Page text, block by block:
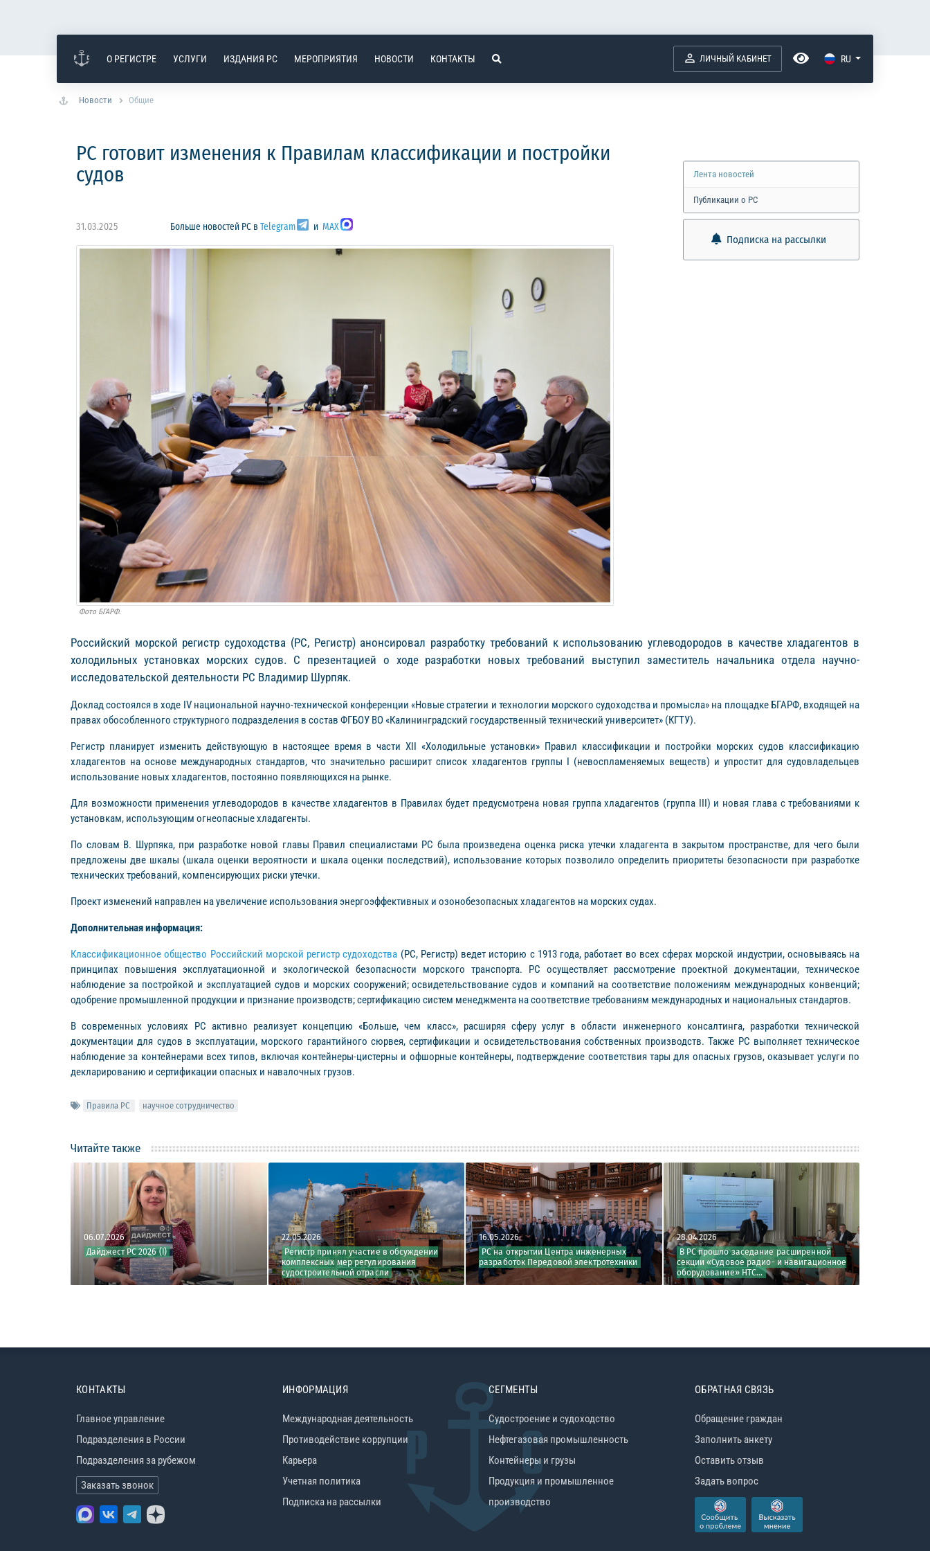
О РЕГИСТРЕ УСЛУГИ ИЗДАНИЯ РС МЕРОПРИЯТИЯ НОВОСТИ КОНТАКТЫ ЛИЧНЫЙ КАБИНЕТ RU
Новости Общие
РС готовит изменения к Правилам классификации и постройки
судов
31.03.2025 Больше новостей РС вTelegram иMAX
Фото БГАРФ.
Лента новостей
Публикации о РС
Подписка на рассылки
Российский морской регистр судоходства (РС, Регистр) анонсировал разработку требований к использованию углеводородов в качестве хладагентов в
холодильных установках морских судов. С презентацией о ходе разработки новых требований выступил заместитель начальника отдела научно-
исследовательской деятельности РС Владимир Шурпяк.
Доклад состоялся в ходе IV национальной научно-технической конференции «Новые стратегии и технологии морского судоходства и промысла» на площадке БГАРФ, входящей на
правах обособленного структурного подразделения в состав ФГБОУ ВО «Калининградский государственный технический университет» (КГТУ).
Регистр планирует изменить действующую в настоящее время в части XII «Холодильные установки» Правил классификации и постройки морских судов классификацию
хладагентов на основе международных стандартов, что значительно расширит список хладагентов группы I (невоспламеняемых веществ) и упростит для судовладельцев
использование новых хладагентов, постоянно появляющихся на рынке.
Для возможности применения углеводородов в качестве хладагентов в Правилах будет предусмотрена новая группа хладагентов (группа III) и новая глава с требованиями к
установкам, использующим огнеопасные хладагенты.
По словам В. Шурпяка, при разработке новой главы Правил специалистами РС была произведена оценка риска утечки хладагента в закрытом пространстве, для чего были
предложены две шкалы (шкала оценки вероятности и шкала оценки последствий), использование которых позволило определить приоритеты безопасности при разработке
технических требований, компенсирующих риски утечки.
Проект изменений направлен на увеличение использования энергоэффективных и озонобезопасных хладагентов на морских судах.
Дополнительная информация:
Классификационное общество Российский морской регистр судоходства (РС, Регистр) ведет историю с 1913 года, работает во всех сферах морской индустрии, основываясь на
принципах повышения эксплуатационной и экологической безопасности морского транспорта. РС осуществляет рассмотрение проектной документации, техническое
наблюдение за постройкой и эксплуатацией судов и морских сооружений; освидетельствование судов и компаний на соответствие положениям международных конвенций;
одобрение промышленной продукции и признание производств; сертификацию систем менеджмента на соответствие требованиям международных и национальных стандартов.
В современных условиях РС активно реализует концепцию «Больше, чем класс», расширяя сферу услуг в области инженерного консалтинга, разработки технической
документации для судов в эксплуатации, морского гарантийного сюрвея, сертификации и освидетельствования собственных производств. Также РС выполняет техническое
наблюдение за контейнерами всех типов, включая контейнеры-цистерны и офшорные контейнеры, подтверждение соответствия тары для опасных грузов, оказывает услуги по
декларированию и сертификации опасных и навалочных грузов.
Правила РС научное сотрудничество
Читайте также
06.07.2026
Дайджест РС 2026 (I)
22.05.2026
Регистр принял участие в обсуждении
комплексных мер регулирования
судостроительной отрасли
16.05.2026
РС на открытии Центра инженерных
разработок Передовой электротехники
28.04.2026
В РС прошло заседание расширенной
секции «Судовое радио- и навигационное
оборудование» НТС...
КОНТАКТЫ
Главное управление
Подразделения в России
Подразделения за рубежом
Заказать звонок
ИНФОРМАЦИЯ
Международная деятельность
Противодействие коррупции
Карьера
Учетная политика
Подписка на рассылки
СЕГМЕНТЫ
Судостроение и судоходство
Нефтегазовая промышленность
Контейнеры и грузы
Продукция и промышленное
производство
ОБРАТНАЯ СВЯЗЬ
Обращение граждан
Заполнить анкету
Оставить отзыв
Задать вопрос